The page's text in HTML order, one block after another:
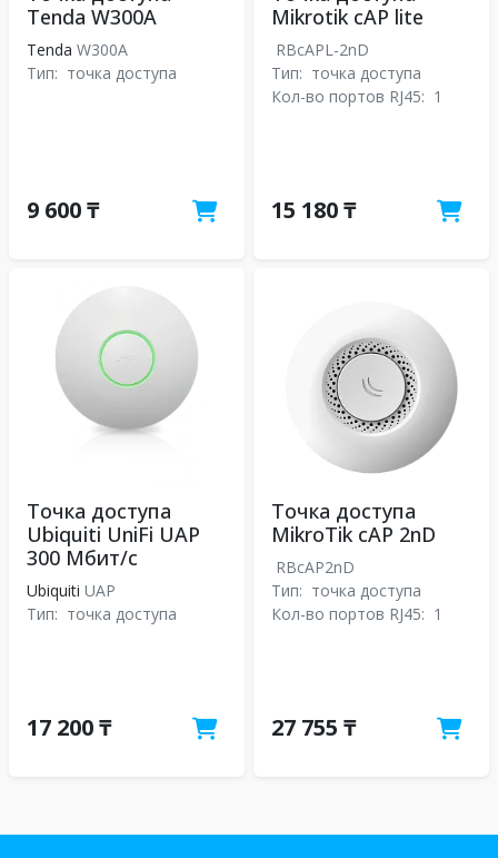
Tenda W300A
Tenda W300A
Тип: точка доступа
9 600 ₸
Mikrotik cAP lite
RBcAPL-2nD
Тип: точка доступа
Кол-во портов RJ45: 1
15 180 ₸
Точка доступа
Ubiquiti UniFi UAP
300 Мбит/с
Ubiquiti UAP
Тип: точка доступа
17 200 ₸
Точка доступа
MikroTik cAP 2nD
RBcAP2nD
Тип: точка доступа
Кол-во портов RJ45: 1
27 755 ₸